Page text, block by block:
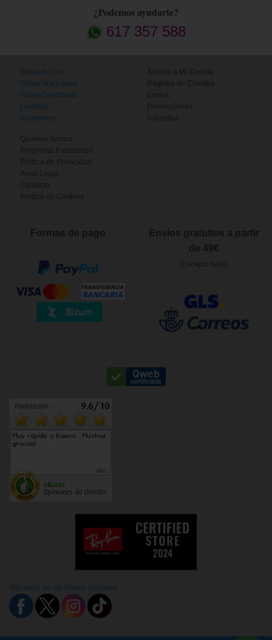
¿Podemos ayudarte?
617 357 588
Gafas de Sol
Gafas Graduadas
Gafas Deportivas
Lentillas
Accesorios
Acceso a Mi Cuenta
Registro de Clientes
Envíos
Devoluciones
Garantías
Quiénes Somos
Preguntas Frecuentes
Política de Privacidad
Aviso Legal
Contacto
Política de Cookies
Formas de pago
Envíos gratuitos a partir
de 49€
(Excepto Islas)
Síguenos en las Redes Sociales